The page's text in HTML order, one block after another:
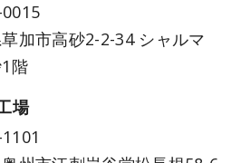
加市高砂2-2-34 シャルマ
階
場